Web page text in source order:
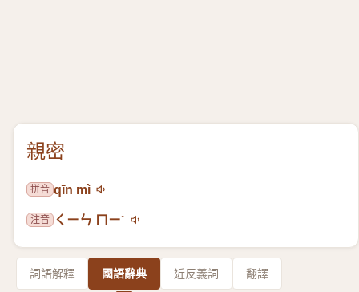
親密
拼音 qīn mì
注音 ㄑㄧㄣ ㄇㄧˋ
詞語解釋 國語辭典 近反義詞 翻譯